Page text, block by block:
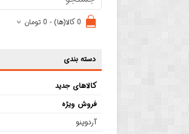
0 کالا(ها) - 0 تومان
دسته بندی
کالاهای جدید
فروش ویژه
آردوینو